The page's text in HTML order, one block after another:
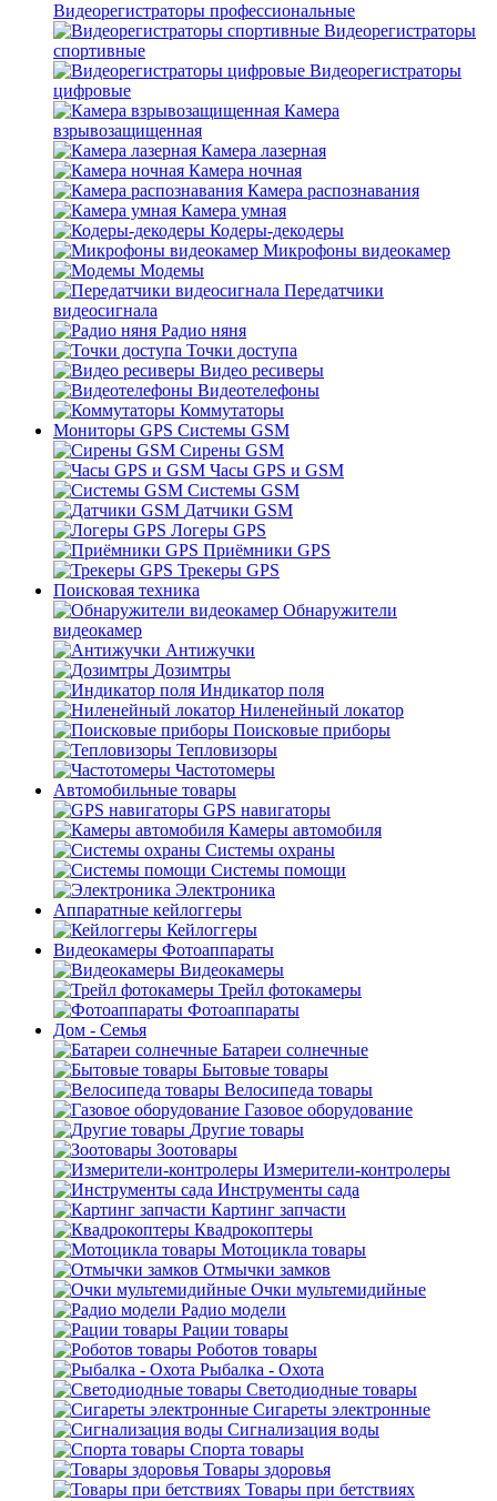
Видеорегистраторы профессиональные
Видеорегистраторы
спортивные
Видеорегистраторы
цифровые
Камера
взрывозащищенная
Камера лазерная
Камера ночная
Камера распознавания
Камера умная
Кодеры-декодеры
Микрофоны видеокамер
Модемы
Передатчики
видеосигнала
Радио няня
Точки доступа
Видео ресиверы
Видеотелефоны
Коммутаторы
Мониторы GPS Системы GSM
Сирены GSM
Часы GPS и GSM
Системы GSM
Датчики GSM
Логеры GPS
Приёмники GPS
Трекеры GPS
Поисковая техника
Обнаружители
видеокамер
Антижучки
Дозимтры
Индикатор поля
Ниленейный локатор
Поисковые приборы
Тепловизоры
Частотомеры
Автомобильные товары
GPS навигаторы
Камеры автомобиля
Системы охраны
Системы помощи
Электроника
Аппаратные кейлоггеры
Кейлоггеры
Видеокамеры Фотоаппараты
Видеокамеры
Трейл фотокамеры
Фотоаппараты
Дом - Семья
Батареи солнечные
Бытовые товары
Велосипеда товары
Газовое оборудование
Другие товары
Зоотовары
Измерители-контролеры
Инструменты сада
Картинг запчасти
Квадрокоптеры
Мотоцикла товары
Отмычки замков
Очки мультемидийные
Радио модели
Рации товары
Роботов товары
Рыбалка - Охота
Светодиодные товары
Сигареты электронные
Сигнализация воды
Спорта товары
Товары здоровья
Товары при бетствиях